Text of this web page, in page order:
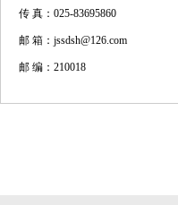
传 真：025-83695860
邮 箱：jssdsh@126.com
邮 编：210018